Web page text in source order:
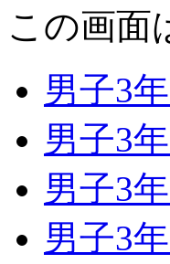
この画面
男子3
男子3
男子3
男子3